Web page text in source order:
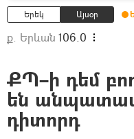
Երեկ Այսօր
ք. Երևան 106.0
ՔՊ–ի դեմ
են
դիտորդ